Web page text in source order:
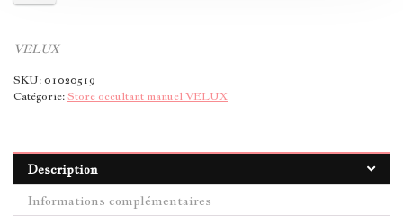
VELUX
SKU:01020519
Catégorie:Store occultant manuel VELUX
Description
Informations complémentaires